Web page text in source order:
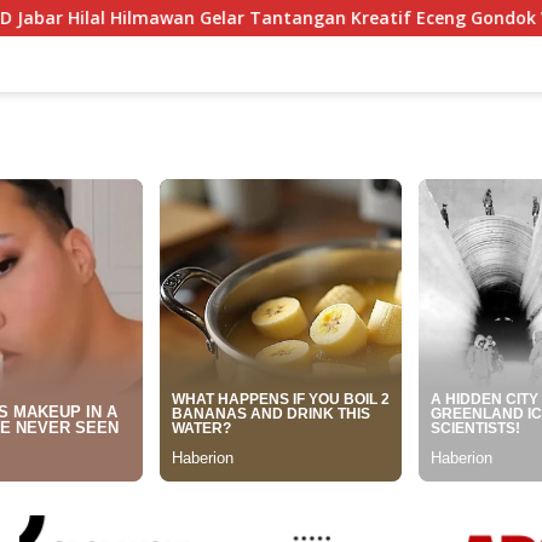
Tantangan Kreatif Eceng Gondok Waduk Bojongsari,